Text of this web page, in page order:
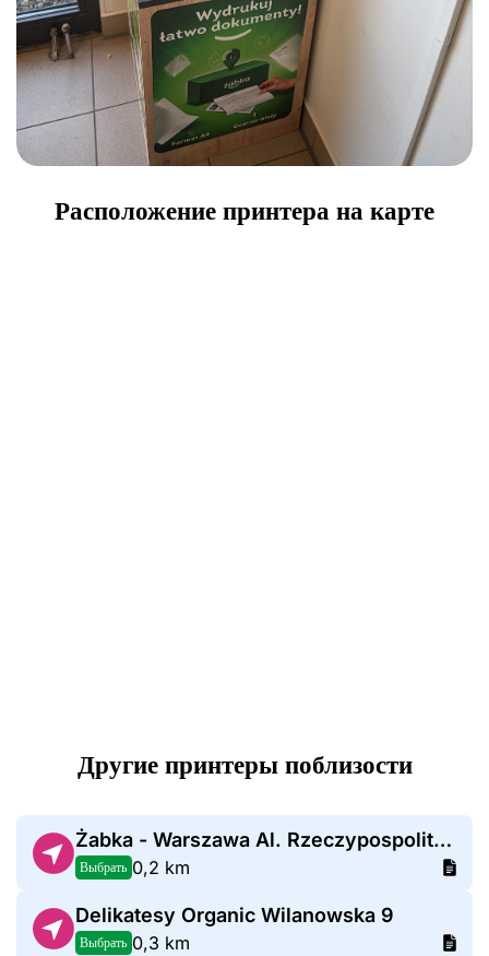
Расположение принтера на карте
Другие принтеры поблизости
Żabka - Warszawa Al. Rzeczypospolitej 18
Выбрать 0,2 km
Delikatesy Organic Wilanowska 9
Выбрать 0,3 km